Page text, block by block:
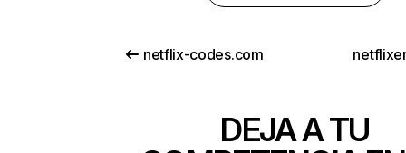
netflix-codes.com
DEJA A TU